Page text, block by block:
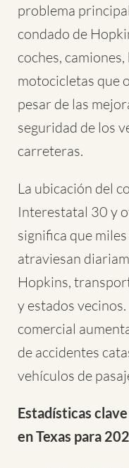
problema
condado de
coches,
motocicletas que
pesar de las
seguridad de los
carreteras.
La ubicación del
Interestatal 30 y
significa que
atraviesan
Hopkins,
y estados
comercial
de accidentes
vehículos de
Estadísticas
en Texas para